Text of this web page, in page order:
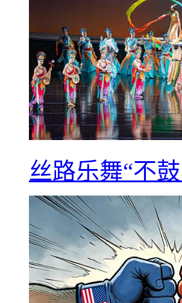
丝路乐舞“不